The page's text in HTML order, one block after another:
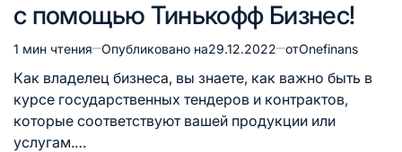
с помощью Тинькофф Бизнес!
Расчётное
время
чтения
1 мин чтения Опубликовано на29.12.2022 отOnefinans
Как владелец бизнеса, вы знаете, как важно быть в
курсе государственных тендеров и контрактов,
которые соответствуют вашей продукции или
услугам.…